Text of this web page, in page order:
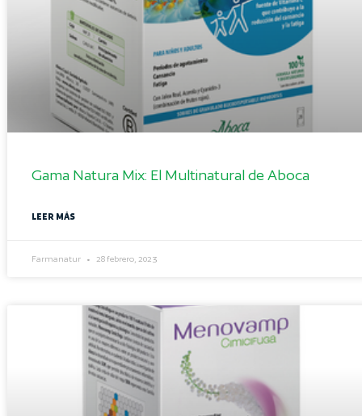
Gama Natura Mix: El Multinatural de Aboca
LEER MÁS
Farmanatur 28 febrero, 2023